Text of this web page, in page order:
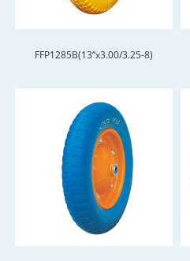
FFP1285B(13“x3.00/3.25-8)